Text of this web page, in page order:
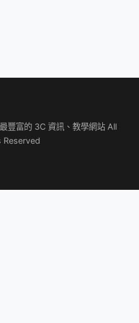
豐富的 3C 資訊、教學網站 All
Reserved